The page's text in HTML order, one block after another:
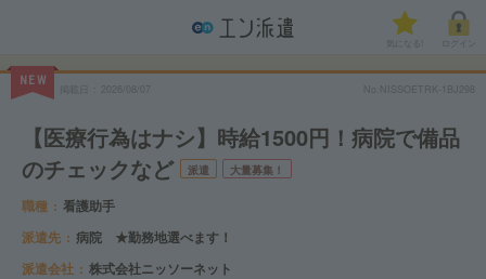
気になる!
NEW
No.NISSOETRK-1BJ298
【医療行為はナシ】時給1500円！病院で備品
のチェックなど
派遣 大量募集！
職種
看護助手
派遣先
病院 ★勤務地選べます！
派遣会社
株式会社ニッソーネット